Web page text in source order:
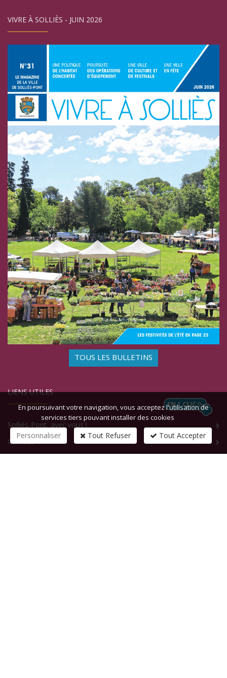
VIVRE À SOLLIÈS - JUIN 2026
TOUS LES BULLETINS
LIENS UTILES
Solliès-Pont, avec vous !
Contact
En poursuivant votre navigation, vous acceptez l'utilisation de
services tiers pouvant installer des cookies
Personnaliser Tout Refuser Tout Accepter